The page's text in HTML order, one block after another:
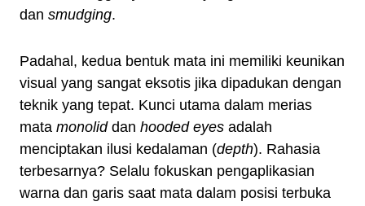
dan smudging.
Padahal, kedua bentuk mata ini memiliki keunikan
visual yang sangat eksotis jika dipadukan dengan
teknik yang tepat. Kunci utama dalam merias
mata monoliddan hooded eyes adalah
menciptakan ilusi kedalaman (depth). Rahasia
terbesarnya? Selalu fokuskan pengaplikasian
warna dan garis saat mata dalam posisi terbuka